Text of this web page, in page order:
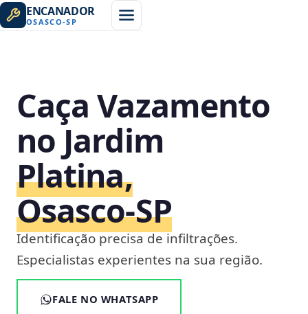
ENCANADOR
OSASCO-SP
Caça Vazamento
no Jardim
Platina,
Osasco‑SP
Identificação precisa de infiltrações.
Especialistas experientes na sua região.
FALE NO WHATSAPP